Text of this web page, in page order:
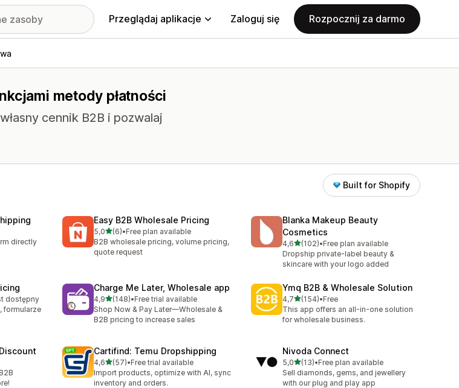
Przeglądaj aplikacje Zaloguj się Rozpocznij za darmo
metody płatności
cennik B2B i pozwalaj
Built for Shopify
directly
Easy B2B Wholesale Pricing
5,0na 5 gwiazdek
(6)
Łączna liczba recenzji: 6
•Free plan available
B2B wholesale pricing, volume pricing,
quote request
Blanka Makeup Beauty
Cosmetics
4,6na 5 gwiazdek
(102)
Łączna liczba recenzji: 102
•Free plan available
Dropship private-label beauty &
skincare with your logo added
dostępny
formularze
Charge Me Later, Wholesale app
4,9na 5 gwiazdek
(148)
Łączna liczba recenzji: 148
•Free trial available
Shop Now & Pay Later—Wholesale &
B2B pricing to increase sales
Ymq B2B & Wholesale Solution
4,7na 5 gwiazdek
(154)
Łączna liczba recenzji: 154
•Free
This app offers an all-in-one solution
for wholesale business.
Cartifind: Temu Dropshipping
4,6na 5 gwiazdek
(57)
Łączna liczba recenzji: 57
•Free trial available
Import products, optimize with AI, sync
inventory and orders.
Nivoda Connect
5,0na 5 gwiazdek
(13)
Łączna liczba recenzji: 13
•Free plan available
Sell diamonds, gems, and jewellery
with our plug and play app